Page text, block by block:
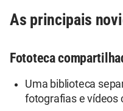
As principais
Fototeca
Uma biblioteca
fotografias e vídeos